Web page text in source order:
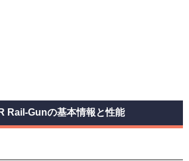
Rail-Gunの基本情報と性能